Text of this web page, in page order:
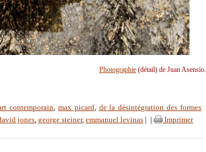
Photographie(détail) de Juan Asensio.
contemporain, max picard, de la désintégration des formes
jones, george steiner, emmanuel levinas Imprimer